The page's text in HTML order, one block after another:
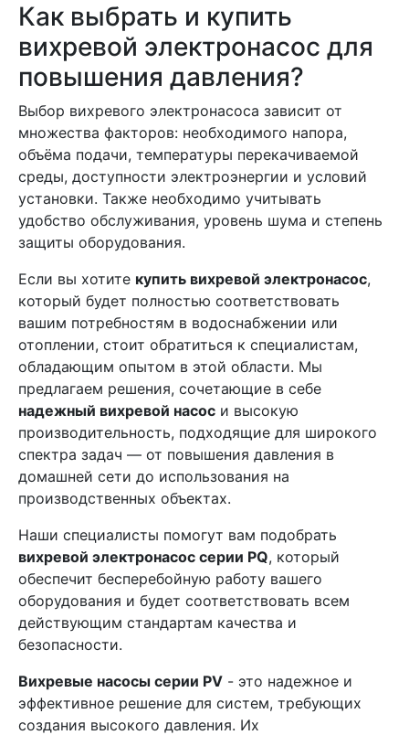
Как выбрать и купить
вихревой электронасос для
повышения давления?
Выбор вихревого электронасоса зависит от
множества факторов: необходимого напора,
объёма подачи, температуры перекачиваемой
среды, доступности электроэнергии и условий
установки. Также необходимо учитывать
удобство обслуживания, уровень шума и степень
защиты оборудования.
Если вы хотите купить вихревой электронасос,
который будет полностью соответствовать
вашим потребностям в водоснабжении или
отоплении, стоит обратиться к специалистам,
обладающим опытом в этой области. Мы
предлагаем решения, сочетающие в себе
надежный вихревой насос и высокую
производительность, подходящие для широкого
спектра задач — от повышения давления в
домашней сети до использования на
производственных объектах.
Наши специалисты помогут вам подобрать
вихревой электронасос серии PQ, который
обеспечит бесперебойную работу вашего
оборудования и будет соответствовать всем
действующим стандартам качества и
безопасности.
Вихревые насосы серии PV - это надежное и
эффективное решение для систем, требующих
создания высокого давления. Их